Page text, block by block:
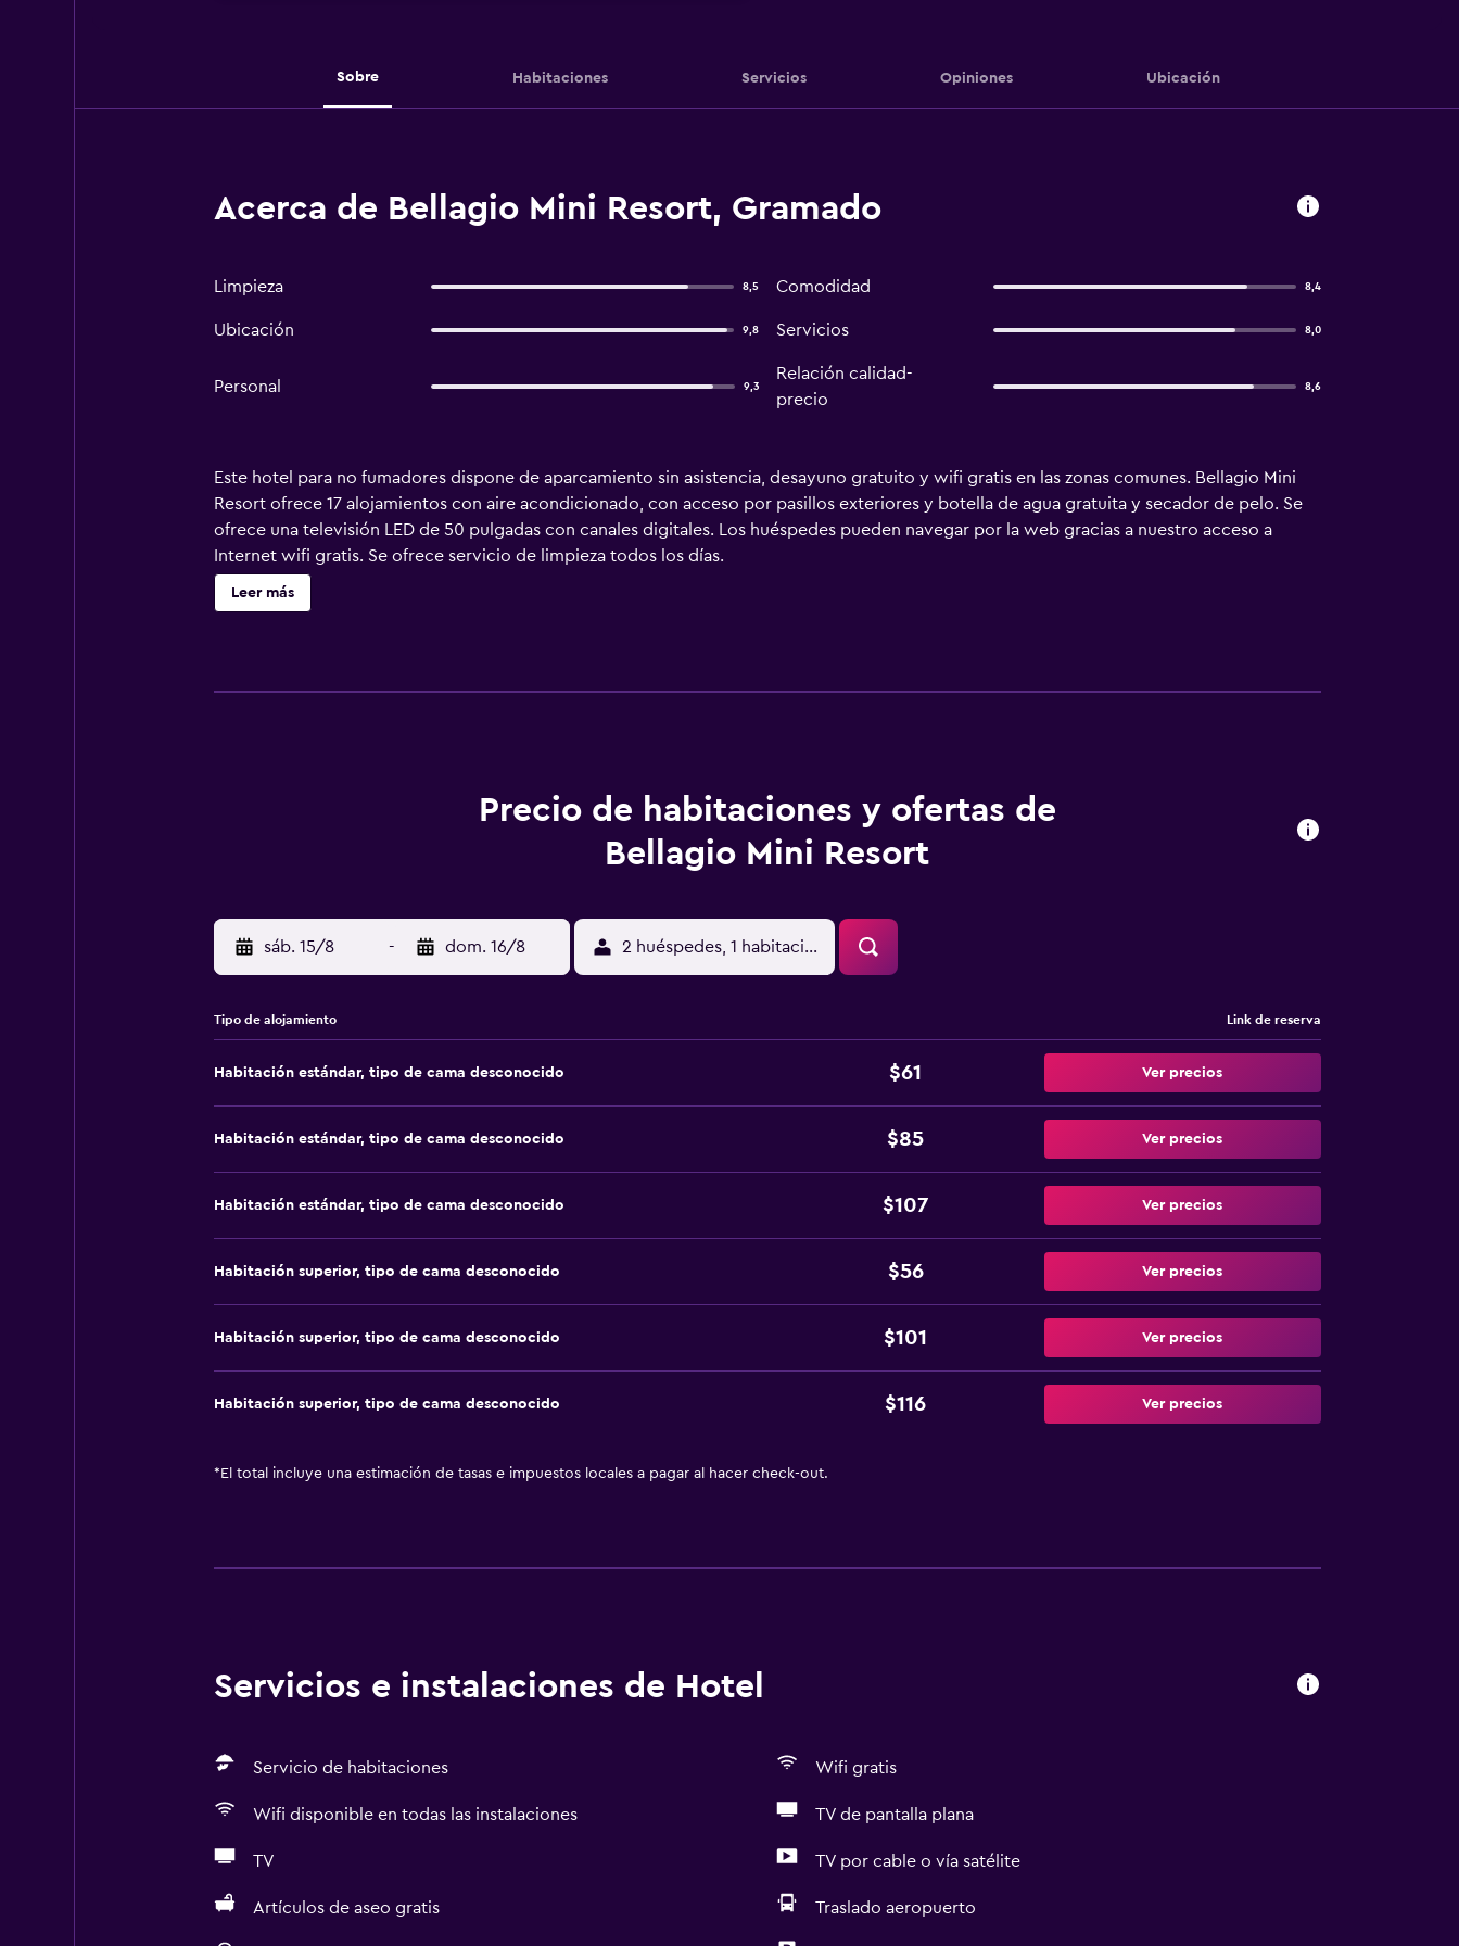
Sobre Habitaciones Servicios Opiniones Ubicación
Acerca de Bellagio Mini Resort, Gramado
Limpieza 8,5 Comodidad 8,4
Ubicación 9,8 Servicios 8,0
Personal 9,3
Relación calidad-
precio
8,6
Este hotel para no fumadores dispone de aparcamiento sin asistencia, desayuno gratuito y wifi gratis en las zonas comunes. Bellagio Mini
Resort ofrece 17 alojamientos con aire acondicionado, con acceso por pasillos exteriores y botella de agua gratuita y secador de pelo. Se
ofrece una televisión LED de 50 pulgadas con canales digitales. Los huéspedes pueden navegar por la web gracias a nuestro acceso a
Internet wifi gratis. Se ofrece servicio de limpieza todos los días.
Leer más
Precio de habitaciones y ofertas de
Bellagio Mini Resort
sáb. 15/8 - dom. 16/8 2 huéspedes, 1 habitación
Tipo de alojamiento Link de reserva
Habitación estándar, tipo de cama desconocido $61 Ver precios
Habitación estándar, tipo de cama desconocido $85 Ver precios
Habitación estándar, tipo de cama desconocido $107 Ver precios
Habitación superior, tipo de cama desconocido $56 Ver precios
Habitación superior, tipo de cama desconocido $101 Ver precios
Habitación superior, tipo de cama desconocido $116 Ver precios
* El total incluye una estimación de tasas e impuestos locales a pagar al hacer check-out.
Servicios e instalaciones de Hotel
Servicio de habitaciones Wifi gratis
Wifi disponible en todas las instalaciones TV de pantalla plana
TV TV por cable o vía satélite
Artículos de aseo gratis Traslado aeropuerto